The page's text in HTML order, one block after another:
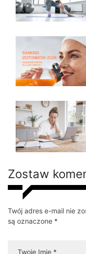
Zostaw
Twój adres e-mail nie
są oznaczone *